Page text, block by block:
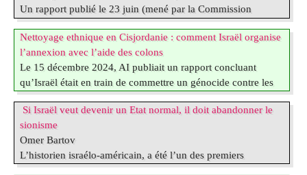
Echanges...Vente d’Artisanat Buvette...
Salle des Fêtes
Un rapport publié le 23 juin (mené par la Commission
d’enquête internationale indépendante des Nations Unies)
conclut qu’Israël continue de prendre délibérément pour
cible et de tuer des enfants palestinien·nes. Des faits qui
constituent un génocide, des crimes de guerre et des crimes
contre l’humanité à Gaza, ainsi que des crimes de guerre en
Cisjordanie occupée. Le président de la commission,
Srinivasan Muralidhar, déclare que « même après le (…)
Nettoyage ethnique en Cisjordanie : comment Israël organise
l’annexion avec l’aide des colons
Le 15 décembre 2024, AI publiait un rapport concluant
qu’Israël était en train de commettre un génocide contre les
Palestinien.nes à Gaza. Mais à Gaza le génocide continue,
malgré un accord de cessez-le feu signé en octobre 2025,
violé quotidiennement par Israël : le nombre de morts
palestiniens tués depuis le soit-disant cessez-le feu approche
le millier.
Le 10 juin 2026, AI publie un nouveau rapport intitulé
Si Israël veut devenir un Etat normal, il doit abandonner le
sionisme
Omer Bartov
L’historien israélo-américain, a été l’un des premiers
intellectuels à parler en 2023 de « risque de génocide »,